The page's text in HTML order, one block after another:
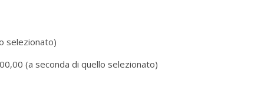
selezionato)
(a seconda di quello selezionato)